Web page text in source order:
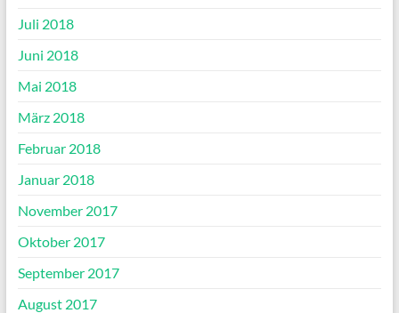
Juli 2018
Juni 2018
Mai 2018
März 2018
Februar 2018
Januar 2018
November 2017
Oktober 2017
September 2017
August 2017